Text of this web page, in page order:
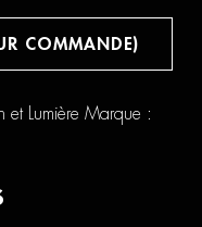
COMMANDE)
et Lumière Marque :